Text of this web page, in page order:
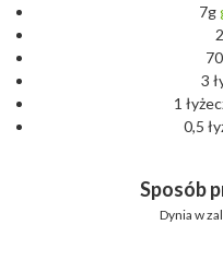
7g
3
1
0,5
Sposób
Dynia w